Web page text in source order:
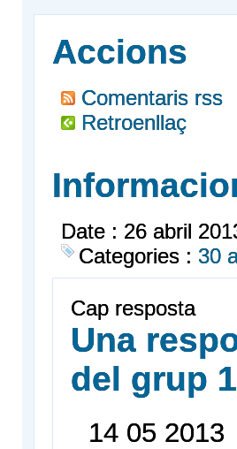
Accions
Comentaris rss
Retroenllaç
Date : 26 abril
Categories : 30
Cap resposta
Una
del grup
14 05 2013